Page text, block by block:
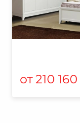
210 160